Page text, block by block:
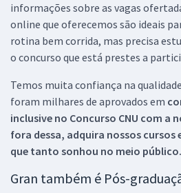
informações sobre as vagas
online que oferecemos são ideais
rotina bem corrida, mas precisa
o concurso que está prestes a
Temos muita confiança na
foram milhares de aprovados em
inclusive no Concurso CNU com a
fora dessa, adquira nossos cursos
que tanto sonhou no meio público.
Gran também é Pós-